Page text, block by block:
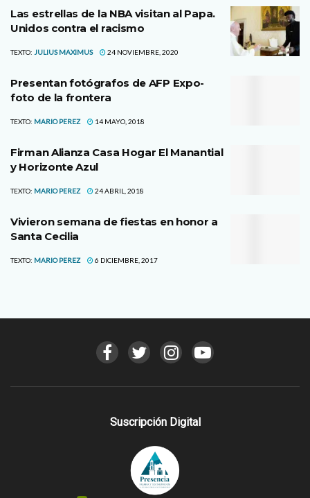
Las estrellas de la NBA visitan al Papa.
Unidos contra el racismo
TEXTO: JULIUS MAXIMUS 24 NOVIEMBRE, 2020
Presentan fotógrafos de AFP Expo-
foto de la frontera
TEXTO: MARIO PEREZ 14 MAYO, 2018
Firman Alianza Casa Hogar El Manantial
y Horizonte Azul
TEXTO: MARIO PEREZ 24 ABRIL, 2018
Vivieron semana de fiestas en honor a
Santa Cecilia
TEXTO: MARIO PEREZ 6 DICIEMBRE, 2017
Suscripción Digital